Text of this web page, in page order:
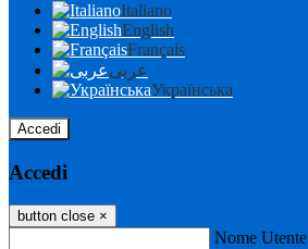
Italiano
English
Français
عربى
Українська
Accedi
Accedi
button close ×
Nome Utente